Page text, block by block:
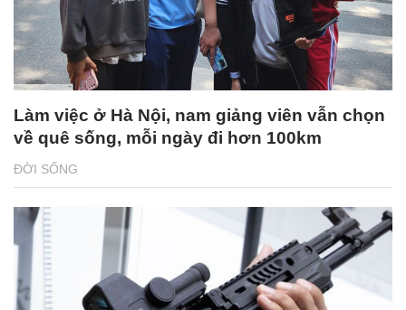
Làm việc ở Hà Nội, nam giảng viên vẫn chọn
về quê sống, mỗi ngày đi hơn 100km
ĐỜI SỐNG